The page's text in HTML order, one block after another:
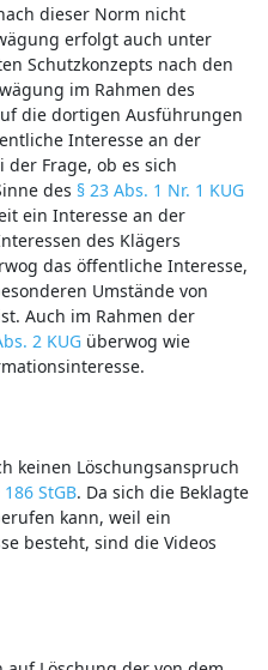
dieser Norm nicht
erfolgt auch unter
Schutzkonzepts nach den
im Rahmen des
die dortigen Ausführungen
Interesse an der
Frage, ob es sich
des § 23 Abs. 1 Nr. 1 KUG
ein Interesse an der
des Klägers
das öffentliche Interesse,
Umstände von
Auch im Rahmen der
2 KUGüberwog wie
keinen Löschungsanspruch
186 StGB. Da sich die Beklagte
kann, weil ein
besteht, sind die Videos